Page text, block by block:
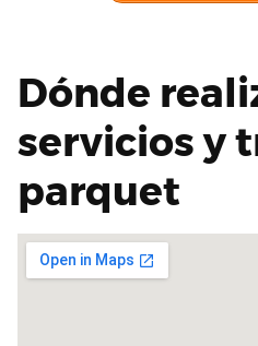
Dónde
servicios y
parquet